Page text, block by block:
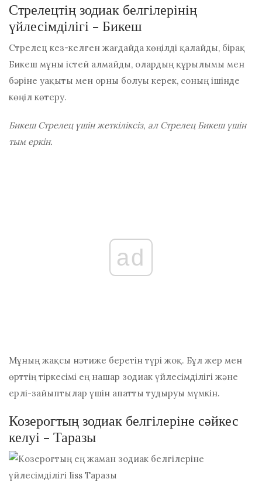
Стрелецтің зодиак белгілерінің
үйлесімділігі - Бикеш
Стрелец кез-келген жағдайда көңілді қалайды, бірақ
Бикеш мұны істей алмайды, олардың құрылымы мен
бәріне уақыты мен орны болуы керек, соның ішінде
көңіл көтеру.
Бикеш Стрелец үшін жеткіліксіз, ал Стрелец Бикеш үшін
тым еркін.
ad
Мұның жақсы нәтиже беретін түрі жоқ. Бұл жер мен
өрттің тіркесімі ең нашар зодиак үйлесімділігі және
ерлі-зайыптылар үшін апатты тудыруы мүмкін.
Козерогтың зодиак белгілеріне сәйкес
келуі - Таразы